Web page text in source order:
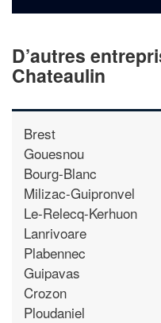
D’autres
Chateaulin
Brest
Gouesnou
Bourg-Blanc
Milizac-Guipronvel
Le-Relecq-Kerhuon
Lanrivoare
Plabennec
Guipavas
Crozon
Ploudaniel